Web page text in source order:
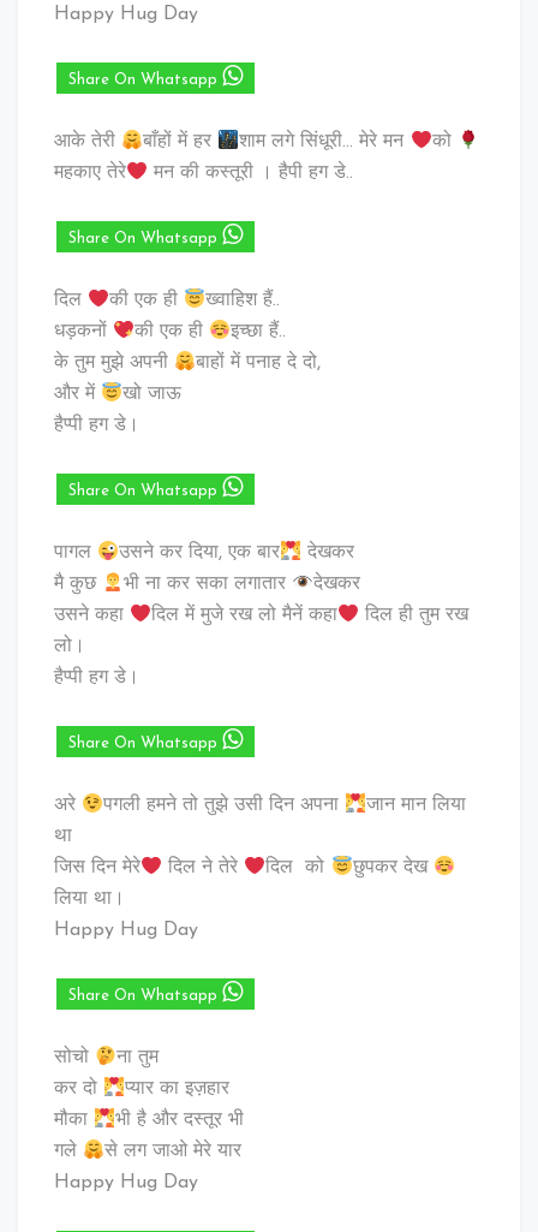
Happy Hug Day
Share On Whatsapp
आके तेरी बाँहों में हर शाम लगे सिंधूरी… मेरे मन
को
महकाए तेरे
मन की कस्तूरी । हैपी हग डे..
Share On Whatsapp
दिल की एक ही
ख्‍वाहिश हैं..
धड़कनों
की एक ही
इच्छा हैं..
के तुम मुझे अपनी
बाहों में पनाह दे दो,
और में
खो जाऊ
हैप्पी हग डे।
Share On Whatsapp
पागल उसने कर दिया, एक बार
देखकर
मै कुछ
भी ना कर सका लगातार
देखकर
उसने कहा
दिल में मुजे रख लो मैनें कहा
दिल ही तुम रख
लो।
हैप्पी हग डे।
Share On Whatsapp
अरे पगली हमने तो तुझे उसी दिन अपना
जान मान लिया
था
जिस दिन मेरे
दिल ने तेरे दिल को
छुपकर देख
लिया था।
Happy Hug Day
Share On Whatsapp
सोचो
ना तुम
कर दो
प्यार का इज़हार
मौका
भी है और दस्तूर भी
गले
से लग जाओ मेरे यार
Happy Hug Day